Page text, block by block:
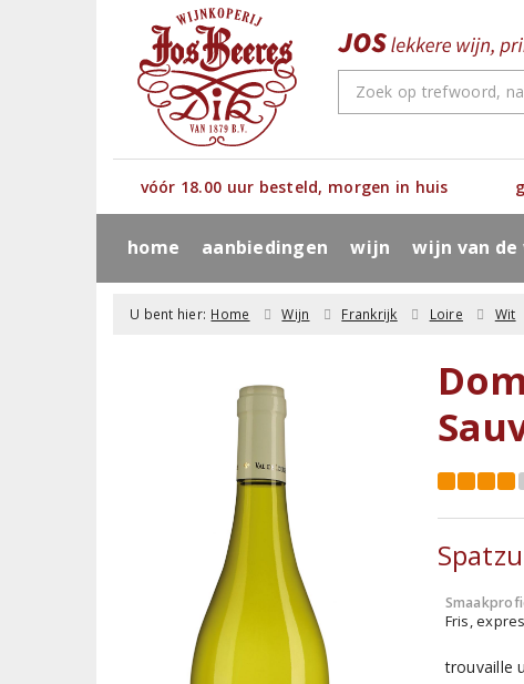
vóór 18.00 uur besteld, morgen in huis
home aanbiedingen wijn wijn van de
U bent hier: Home Wijn Frankrijk Loire Wit
Fris,
trouvaille